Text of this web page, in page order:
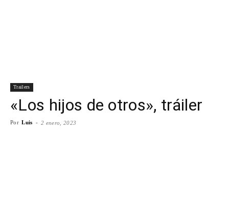
Trailers
«Los hijos de otros», tráiler
Por Luis - 2 enero, 2023